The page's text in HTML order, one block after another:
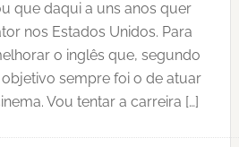
que daqui a uns anos quer
nos Estados Unidos. Para
o inglês que, segundo
objetivo sempre foi o de atuar
Vou tentar a carreira […]